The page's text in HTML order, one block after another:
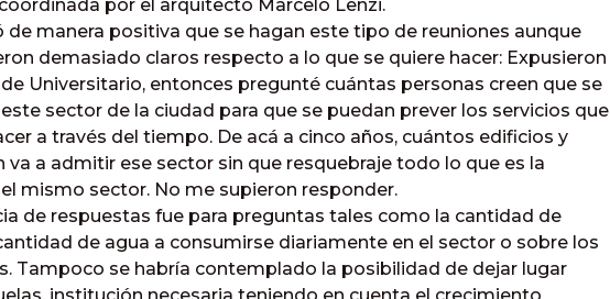
por el arquitecto Marcelo Lenzi.
de manera positiva que se hagan este tipo de reuniones aunque
demasiado claros respecto a lo que se quiere hacer: Expusieron
Universitario, entonces pregunté cuántas personas creen que se
sector de la ciudad para que se puedan prever los servicios que
a través del tiempo. De acá a cinco años, cuántos edificios y
va a admitir ese sector sin que resquebraje todo lo que es la
mismo sector. No me supieron responder.
de respuestas fue para preguntas tales como la cantidad de
de agua a consumirse diariamente en el sector o sobre los
Tampoco se habría contemplado la posibilidad de dejar lugar